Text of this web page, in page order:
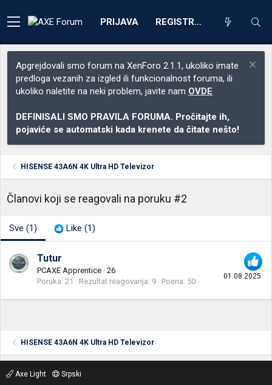
PRIJAVA REGISTRACIJA
Apgrejdovali smo forum na XenForo 2.1.1, ukoliko imate
predloga vezanih za izgled ili funkcionalnost foruma, ili
ukoliko naletite na neki problem, javite nam OVDE
DEFINISALI SMO PRAVILA FORUMA. Pročitajte ih,
pojaviće se automatski kada krenete da čitate nešto!
HISENSE 43A6N 4K Ultra HD Televizor
Članovi koji se reagovali na poruku #2
Sve (1) Like (1)
01.08.2025.
Tutur
PCAXE Apprentice · 26
Poruka 21 Rezultat reagovanja 9 Poena 50
HISENSE 43A6N 4K Ultra HD Televizor
Axe Light
Srpski